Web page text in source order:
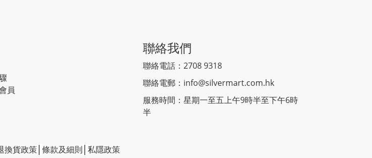
員
聯絡我們
聯絡電話：2708 9318
聯絡電郵： info@silvermart.com.hk
服務時間：星期一至五上午9時半至下午6時
半
換貨政策 條款及細則 私隱政策